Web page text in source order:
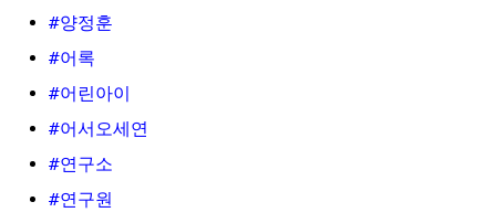
#양정훈
#어록
#어린아이
#어서오세연
#연구소
#연구원